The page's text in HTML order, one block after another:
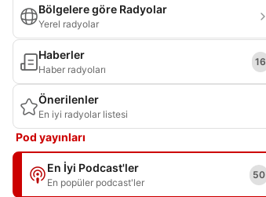
Bölgelere göre Radyolar
Yerel radyolar
Haberler
Haber radyoları
16
Önerilenler
En iyi radyolar listesi
Pod yayınları
En İyi Podcast'ler
En popüler podcast'ler
50